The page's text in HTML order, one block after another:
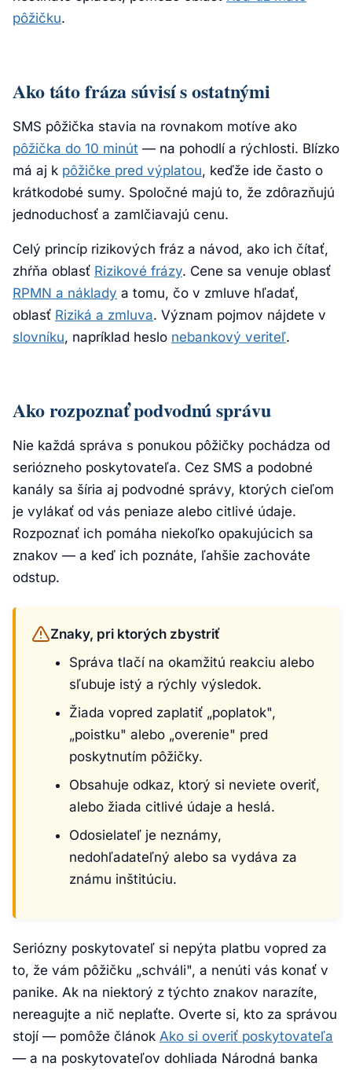
pôžičku.
Ako táto fráza súvisí s ostatnými
SMS pôžička stavia na rovnakom motíve ako
pôžička do 10 minút — na pohodlí a rýchlosti. Blízko
má aj k pôžičke pred výplatou, keďže ide často o
krátkodobé sumy. Spoločné majú to, že zdôrazňujú
jednoduchosť a zamlčiavajú cenu.
Celý princíp rizikových fráz a návod, ako ich čítať,
zhŕňa oblasť Rizikové frázy. Cene sa venuje oblasť
RPMN a náklady a tomu, čo v zmluve hľadať,
oblasť Riziká a zmluva. Význam pojmov nájdete v
slovníku, napríklad heslo nebankový veriteľ.
Ako rozpoznať podvodnú správu
Nie každá správa s ponukou pôžičky pochádza od
seriózneho poskytovateľa. Cez SMS a podobné
kanály sa šíria aj podvodné správy, ktorých cieľom
je vylákať od vás peniaze alebo citlivé údaje.
Rozpoznať ich pomáha niekoľko opakujúcich sa
znakov — a keď ich poznáte, ľahšie zachováte
odstup.
Znaky, pri ktorých zbystriť
Správa tlačí na okamžitú reakciu alebo
sľubuje istý a rýchly výsledok.
Žiada vopred zaplatiť „poplatok",
„poistku" alebo „overenie" pred
poskytnutím pôžičky.
Obsahuje odkaz, ktorý si neviete overiť,
alebo žiada citlivé údaje a heslá.
Odosielateľ je neznámy,
nedohľadateľný alebo sa vydáva za
známu inštitúciu.
Seriózny poskytovateľ si nepýta platbu vopred za
to, že vám pôžičku „schváli", a nenúti vás konať v
panike. Ak na niektorý z týchto znakov narazíte,
nereagujte a nič neplaťte. Overte si, kto za správou
stojí — pomôže článok Ako si overiť poskytovateľa
— a na poskytovateľov dohliada Národná banka